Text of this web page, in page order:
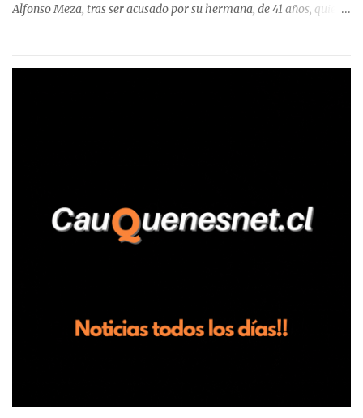
Alfonso Meza, tras ser acusado por su hermana, de 41 años, quien
relató que los hechos ocurrieron cerca de las 11:30 horas en el
trabajadores, el edil descendió del vehículo y, en medio de la
confrontación, la habría tomado de los hombros, empujado al
suelo y agredido con golpes de pies y manos, mientr...